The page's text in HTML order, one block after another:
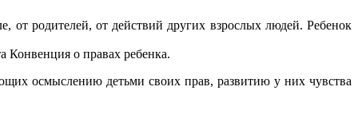
родителей, от действий других взрослых людей. Ребенок
о правах ребенка.
осмыслению детьми своих прав, развитию у них чувства